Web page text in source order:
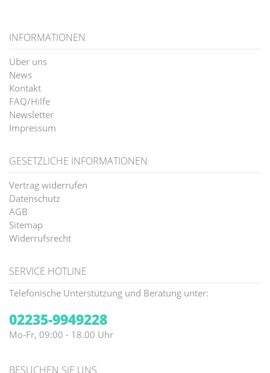
INFORMATIONEN
Über uns
News
Kontakt
FAQ/Hilfe
Newsletter
Impressum
GESETZLICHE INFORMATIONEN
Vertrag widerrufen
Datenschutz
AGB
Sitemap
Widerrufsrecht
SERVICE HOTLINE
Telefonische Unterstützung und Beratung unter:
02235-9949228
Mo-Fr, 09:00 - 18.00 Uhr
BESUCHEN SIE UNS